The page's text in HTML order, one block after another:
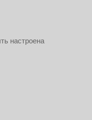
настроена